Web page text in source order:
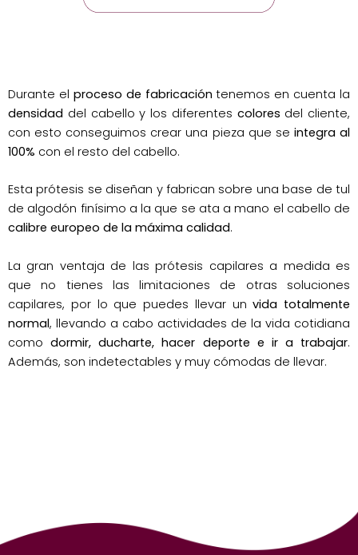
Durante el proceso de fabricación tenemos en cuenta la
densidad del cabello y los diferentes colores del cliente,
con esto conseguimos crear una pieza que se integra al
100% con el resto del cabello.
Esta prótesis se diseñan y fabrican sobre una base de tul
de algodón finísimo a la que se ata a mano el cabello de
calibre europeo de la máxima calidad.
La gran ventaja de las prótesis capilares a medida es
que no tienes las limitaciones de otras soluciones
capilares, por lo que puedes llevar unvida totalmente
normal, llevando a cabo actividades de la vida cotidiana
comodormir, ducharte, hacer deporte e ir a trabajar.
Además, son indetectables y muy cómodas de llevar.